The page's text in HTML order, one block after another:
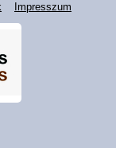
Impresszum